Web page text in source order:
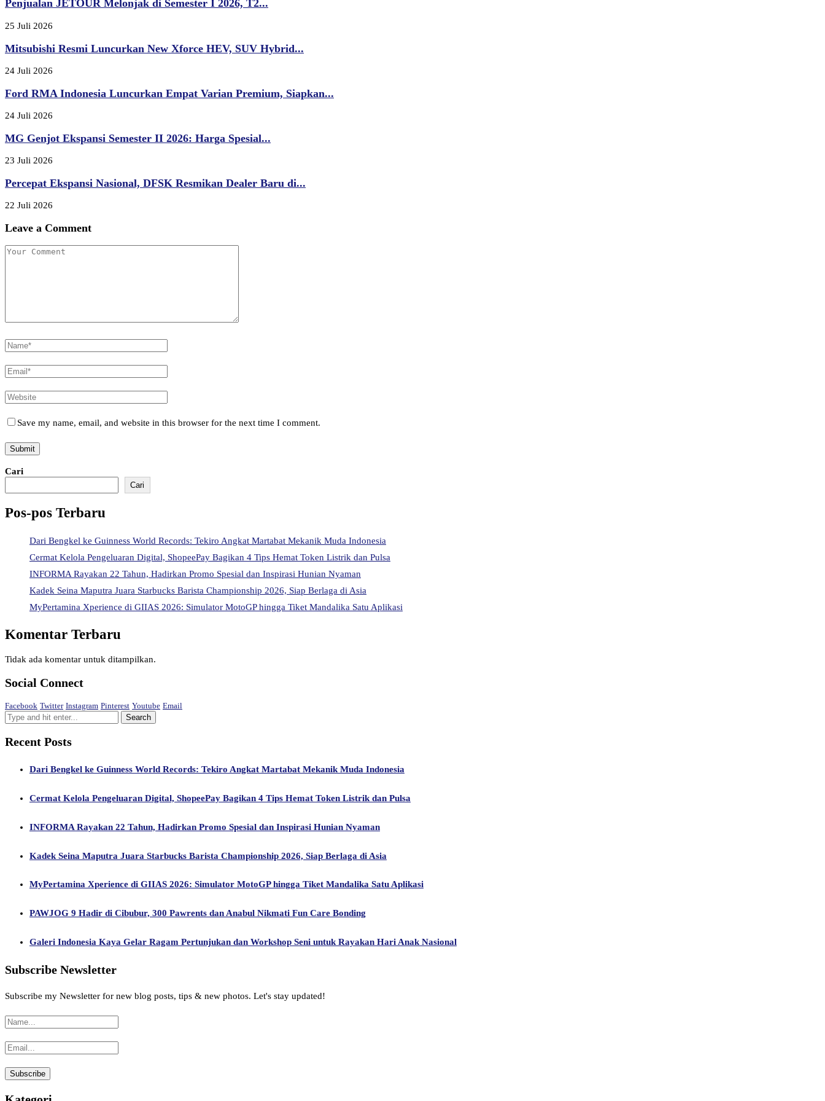
Penjualan JETOUR Melonjak di Semester I 2026, T2...
25 Juli 2026
Mitsubishi Resmi Luncurkan New Xforce HEV, SUV Hybrid...
24 Juli 2026
Ford RMA Indonesia Luncurkan Empat Varian Premium, Siapkan...
24 Juli 2026
MG Genjot Ekspansi Semester II 2026: Harga Spesial...
23 Juli 2026
Percepat Ekspansi Nasional, DFSK Resmikan Dealer Baru di...
22 Juli 2026
Leave a Comment
Save my name, email, and website in this browser for the next time I comment.
Cari
Cari
Pos-pos Terbaru
Dari Bengkel ke Guinness World Records: Tekiro Angkat Martabat Mekanik Muda Indonesia
Cermat Kelola Pengeluaran Digital, ShopeePay Bagikan 4 Tips Hemat Token Listrik dan Pulsa
INFORMA Rayakan 22 Tahun, Hadirkan Promo Spesial dan Inspirasi Hunian Nyaman
Kadek Seina Maputra Juara Starbucks Barista Championship 2026, Siap Berlaga di Asia
MyPertamina Xperience di GIIAS 2026: Simulator MotoGP hingga Tiket Mandalika Satu Aplikasi
Komentar Terbaru
Tidak ada komentar untuk ditampilkan.
Social Connect
Facebook Twitter Instagram Pinterest Youtube Email
Recent Posts
Dari Bengkel ke Guinness World Records: Tekiro Angkat Martabat Mekanik Muda Indonesia
Cermat Kelola Pengeluaran Digital, ShopeePay Bagikan 4 Tips Hemat Token Listrik dan Pulsa
INFORMA Rayakan 22 Tahun, Hadirkan Promo Spesial dan Inspirasi Hunian Nyaman
Kadek Seina Maputra Juara Starbucks Barista Championship 2026, Siap Berlaga di Asia
MyPertamina Xperience di GIIAS 2026: Simulator MotoGP hingga Tiket Mandalika Satu Aplikasi
PAWJOG 9 Hadir di Cibubur, 300 Pawrents dan Anabul Nikmati Fun Care Bonding
Galeri Indonesia Kaya Gelar Ragam Pertunjukan dan Workshop Seni untuk Rayakan Hari Anak Nasional
Subscribe Newsletter
Subscribe my Newsletter for new blog posts, tips & new photos. Let's stay updated!